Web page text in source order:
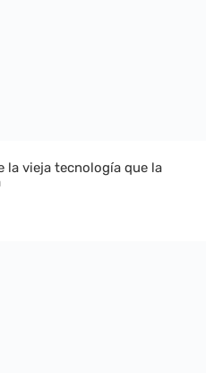
la vieja tecnología que la